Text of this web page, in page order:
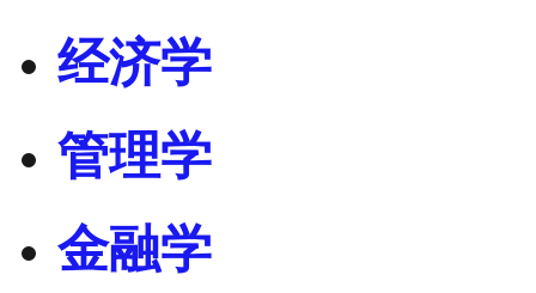
经济学
管理学
金融学